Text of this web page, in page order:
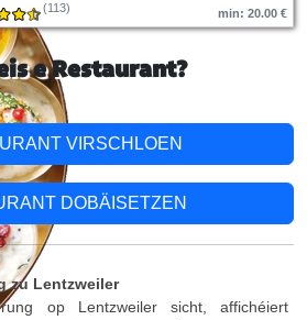
(113) min: 20.00 €
e Restaurant?
VIRSCHLOEN
DOBÄISETZEN
zu Lentzweiler
op Lentzweiler sicht, affichéiert